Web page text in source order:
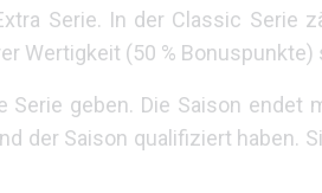
Serie. In der Classic Serie
Wertigkeit (50 %
geben. Die Saison endet
der Saison qualifiziert haben.